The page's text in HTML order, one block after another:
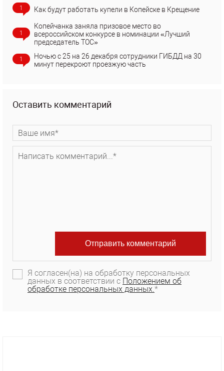
1 Как будут работать купели в Копейске в Крещение
1
Копейчанка заняла призовое место во
всероссийском конкурсе в номинации «Лучший
председатель ТОС»
1
Ночью с 25 на 26 декабря сотрудники ГИБДД на 30
минут перекроют проезжую часть
Оставить комментарий
Я согласен(на) на обработку персональных
данных в соответствии с Положением об
обработке персональных данных.*